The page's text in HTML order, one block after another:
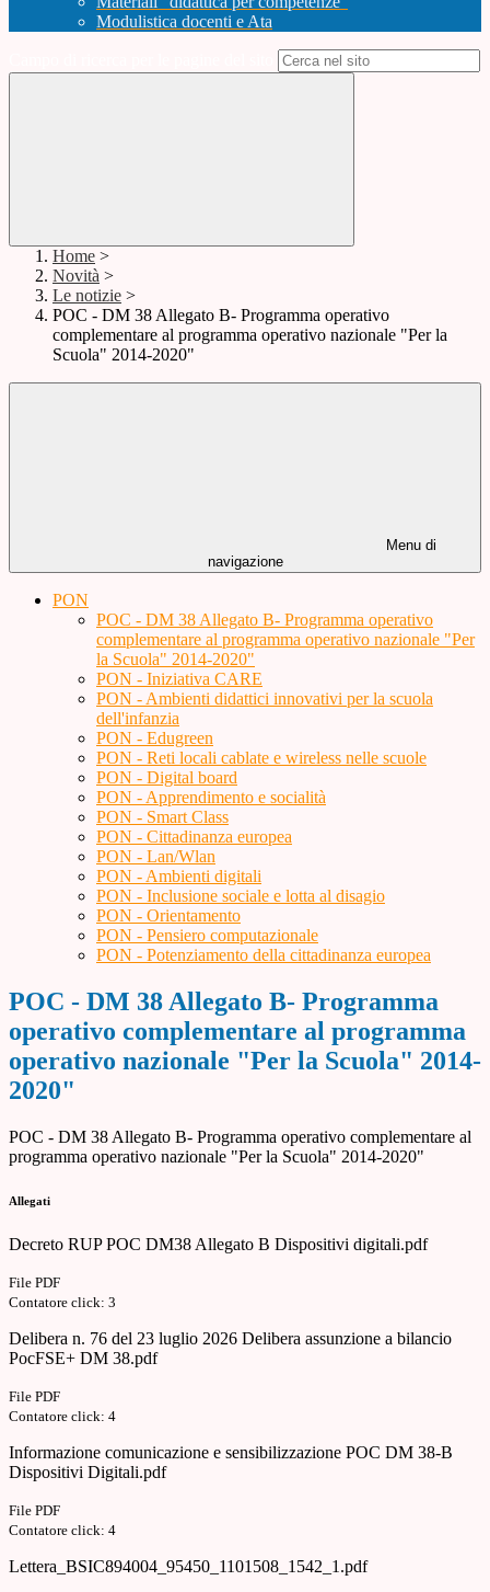
Modulistica docenti e Ata
Home >
Novità >
Le notizie >
POC - DM 38 Allegato B- Programma operativo
complementare al programma operativo nazionale "Per la
Scuola" 2014-2020"
Menu di
navigazione
PON
POC - DM 38 Allegato B- Programma operativo
complementare al programma operativo nazionale "Per
la Scuola" 2014-2020"
PON - Iniziativa CARE
PON - Ambienti didattici innovativi per la scuola
dell'infanzia
PON - Edugreen
PON - Reti locali cablate e wireless nelle scuole
PON - Digital board
PON - Apprendimento e socialità
PON - Smart Class
PON - Cittadinanza europea
PON - Lan/Wlan
PON - Ambienti digitali
PON - Inclusione sociale e lotta al disagio
PON - Orientamento
PON - Pensiero computazionale
PON - Potenziamento della cittadinanza europea
POC - DM 38 Allegato B- Programma
operativo complementare al programma
operativo nazionale "Per la Scuola" 2014-
2020"
POC - DM 38 Allegato B- Programma operativo complementare al
programma operativo nazionale "Per la Scuola" 2014-2020"
Allegati
Decreto RUP POC DM38 Allegato B Dispositivi digitali.pdf
File PDF
Contatore click: 3
Delibera n. 76 del 23 luglio 2026 Delibera assunzione a bilancio
PocFSE+ DM 38.pdf
File PDF
Contatore click: 4
Informazione comunicazione e sensibilizzazione POC DM 38-B
Dispositivi Digitali.pdf
File PDF
Contatore click: 4
Lettera_BSIC894004_95450_1101508_1542_1.pdf